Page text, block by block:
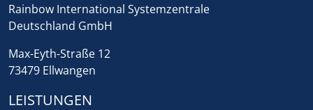
Rainbow International Systemzentrale
Deutschland GmbH
Max-Eyth-Straße 12
73479 Ellwangen
LEISTUNGEN